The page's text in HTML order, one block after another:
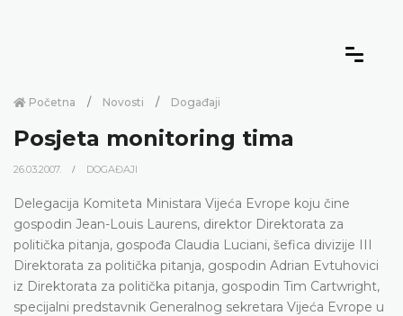
Početna Novosti Događaji
Posjeta monitoring tima
26.03.2007. DOGAĐAJI
Delegacija Komiteta Ministara Vijeća Evrope koju čine
gospodin Jean-Louis Laurens, direktor Direktorata za
politička pitanja, gospođa Claudia Luciani, šefica divizije III
Direktorata za politička pitanja, gospodin Adrian Evtuhovici
iz Direktorata za politička pitanja, gospodin Tim Cartwright,
specijalni predstavnik Generalnog sekretara Vijeća Evrope u